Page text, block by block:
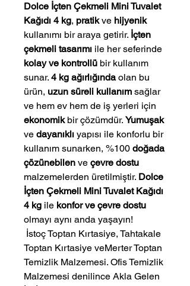
Dolce İçten Çekmeli Mini Tuvalet
Kağıdı 4 kg, pratikve hijyenik
kullanımı bir araya getirir. İçten
çekmeli tasarımı ile her seferinde
kolay ve kontrollü bir kullanım
sunar. 4 kg ağırlığındaolan bu
ürün, uzun süreli kullanım sağlar
ve hem ev hem de iş yerleri için
ekonomikbir çözümdür. Yumuşak
ve dayanıklı yapısı ile konforlu bir
kullanım sunarken, %100 doğada
çözünebilen ve çevre dostu
malzemelerden üretilmiştir. Dolce
İçten Çekmeli Mini Tuvalet Kağıdı
4 kg ile konfor ve çevre dostu
olmayı aynı anda yaşayın!
Toptan Kırtasiye veMerter Toptan
Temizlik Malzemesi. Ofis Temizlik
Malzemesi denilince Akla Gelen